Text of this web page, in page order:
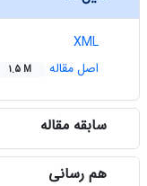
XML
اصل مقاله
1.5 M
سابقه مقاله
هم رسانی